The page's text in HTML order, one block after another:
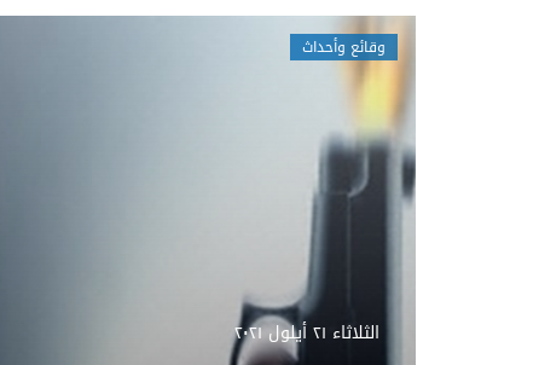
وقائع وأحداث
الثلاثاء ٢١ أيلول ٢٠٢١